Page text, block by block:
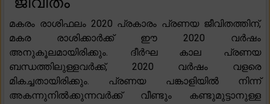
മകരം രാശിഫലം 2020 പ്രകാരം പ്രണയ ജീവിതത്തിന്,
മകര രാശിക്കാർക്ക് ഈ 2020 വർഷം
അനുകൂലമായിരിക്കും. ദീർഘ കാല പ്രണയ
ബന്ധത്തിലുള്ളവർക്ക്, 2020 വർഷം വളരെ
മികച്ചതായിരിക്കും. പ്രണയ പങ്കാളിയിൽ നിന്ന്
അകന്നുനിൽക്കുന്നവർക്ക് വീണ്ടും കണ്ടുമുട്ടാനുള്ള